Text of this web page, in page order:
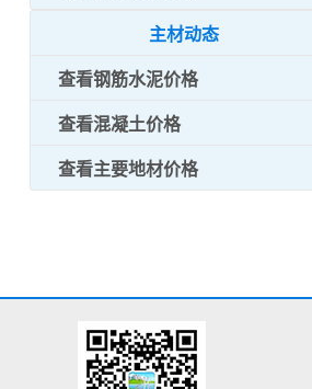
主材动态
查看钢筋水泥价格
查看混凝土价格
查看主要地材价格